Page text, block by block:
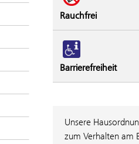
Rauchfrei
Barrierefreiheit
Unsere
zum Verhalten am